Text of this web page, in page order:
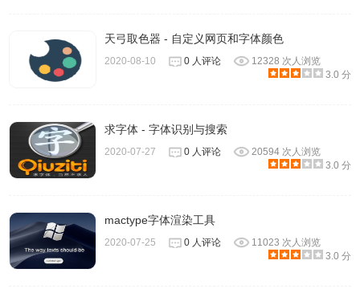
由Custom Font Changer官方提供
天弓取色器 - 自定义网页和字体颜色
2020-08-10 0 人评论
12328 次人浏览
3.0 分
求字体 - 字体识别与搜索
2020-07-27 0 人评论
20594 次人浏览
3.0 分
mactype字体渲染工具
2020-07-25 0 人评论
11023 次人浏览
3.0 分